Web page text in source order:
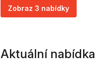
Zobraz 3 nabídky
Aktuální nabídka